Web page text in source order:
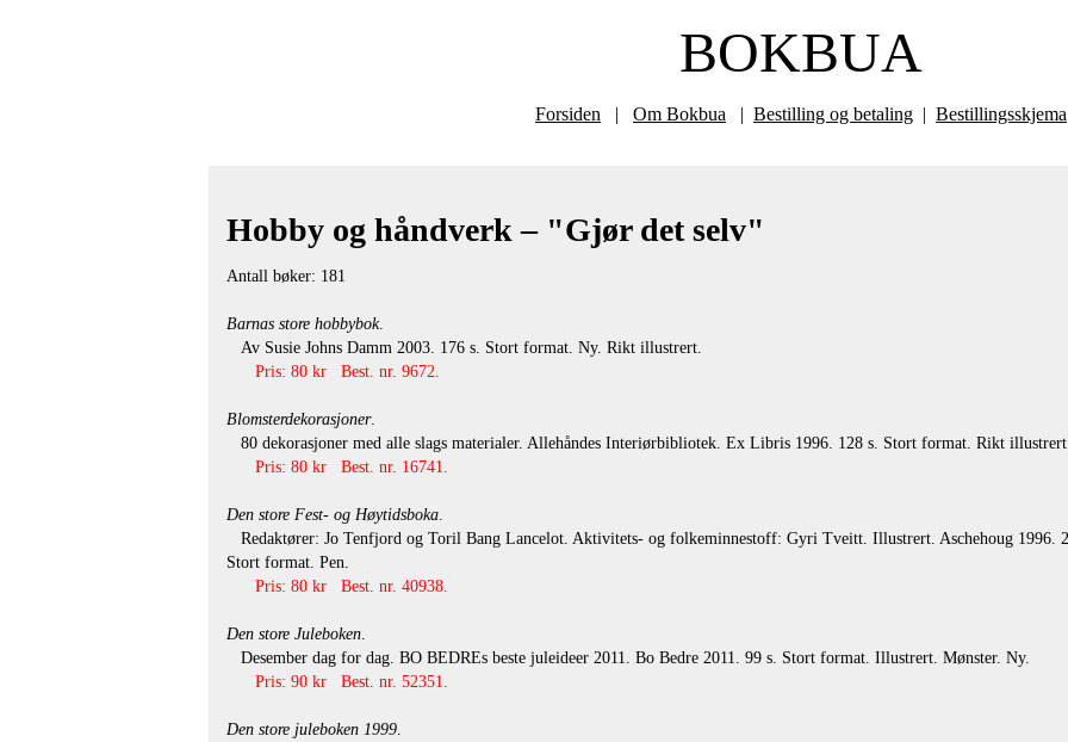
BOKBUA
Forsiden | Om Bokbua | Bestilling og betaling | Bestillingsskjema
Hobby og håndverk – "Gjør det selv"
Antall bøker: 181
Barnas store hobbybok.
Av Susie Johns Damm 2003. 176 s. Stort format. Ny. Rikt illustrert.
Pris: 80 kr Best. nr. 9672.
Blomsterdekorasjoner.
80 dekorasjoner med alle slags materialer. Allehåndes Interiørbibliotek. Ex Libris 1996. 128 s. Stort format. Rikt
Pris: 80 kr Best. nr. 16741.
Den store Fest- og Høytidsboka.
Redaktører: Jo Tenfjord og Toril Bang Lancelot. Aktivitets- og folkeminnestoff: Gyri Tveitt. Illustrert. Aschehoug 1996.
Stort format. Pen.
Pris: 80 kr Best. nr. 40938.
Den store Juleboken.
Desember dag for dag. BO BEDREs beste juleideer 2011. Bo Bedre 2011. 99 s. Stort format. Illustrert. Mønster. Ny.
Pris: 90 kr Best. nr. 52351.
Den store juleboken 1999.